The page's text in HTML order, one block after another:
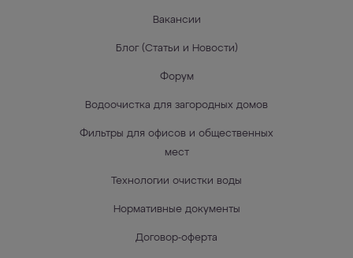
Вакансии
Блог (Статьи и Новости)
Форум
Водоочистка для загородных домов
Фильтры для офисов и общественных
мест
Технологии очистки воды
Нормативные документы
Договор-оферта